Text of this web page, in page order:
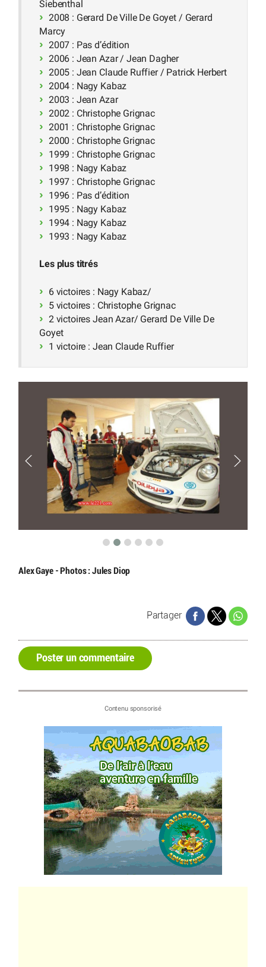
Siebenthal
2008 : Gerard De Ville De Goyet / Gerard
Marcy
2007 : Pas d’édition
2006 : Jean Azar / Jean Dagher
2005 : Jean Claude Ruffier / Patrick Herbert
2004 : Nagy Kabaz
2003 : Jean Azar
2002 : Christophe Grignac
2001 : Christophe Grignac
2000 : Christophe Grignac
1999 : Christophe Grignac
1998 : Nagy Kabaz
1997 : Christophe Grignac
1996 : Pas d’édition
1995 : Nagy Kabaz
1994 : Nagy Kabaz
1993 : Nagy Kabaz
Les plus titrés
6 victoires : Nagy Kabaz/
5 victoires : Christophe Grignac
2 victoires Jean Azar/ Gerard De Ville De
Goyet
1 victoire : Jean Claude Ruffier
Alex Gaye - Photos : Jules Diop
Partager
Poster un commentaire